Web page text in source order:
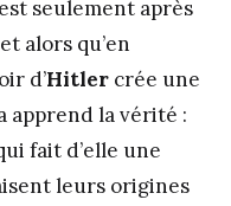
seulement après
alors qu’en
d’Hitler crée une
apprend la vérité :
fait d’elle une
leurs origines